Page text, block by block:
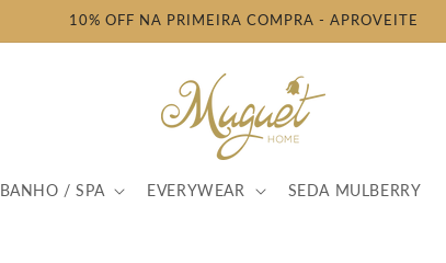
10% OFF NA PRIMEIRA COMPRA - APROVEITE
BANHO / SPA EVERYWEAR SEDA MULBERRY